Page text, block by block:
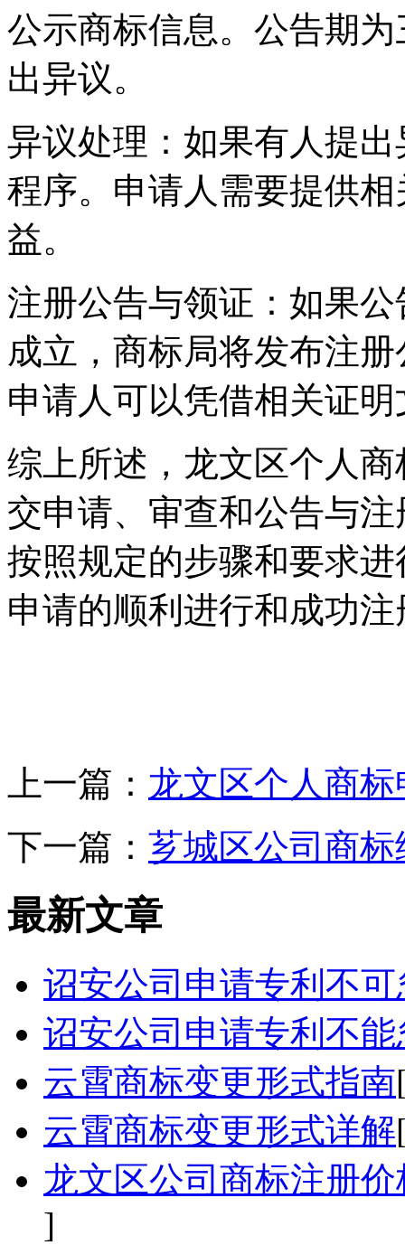
公示商标信息。公告期
出异议。
异议处理‌：如果有人提
程序。申请人需要提供
益。
注册公告与领证‌：如果
成立，商标局将发布注
申请人可以凭借相关证
综上所述，龙文区个人
交申请、审查和公告与
按照规定的步骤和要求
申请的顺利进行和成功注
上一篇： 龙文区个人商
下一篇： 芗城区公司商
最新文章
诏安公司申请专利不
诏安公司申请专利不
云霄商标变更形式指南
云霄商标变更形式详解
龙文区公司商标注册
]